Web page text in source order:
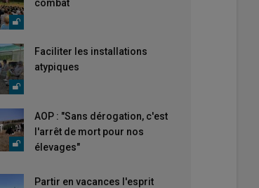
combat
Faciliter les installations
atypiques
AOP : "Sans dérogation, c'est
l'arrêt de mort pour nos
élevages"
Partir en vacances l'esprit